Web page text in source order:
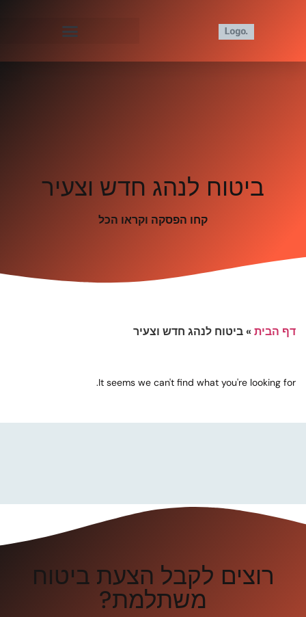
ביטוח לנהג חדש וצעיר
קחו הפסקה וקראו הכל
דף הבית»ביטוח לנהג חדש וצעיר
It seems we can't find what you're looking for.
רוצים לקבל הצעת ביטוח
משתלמת?